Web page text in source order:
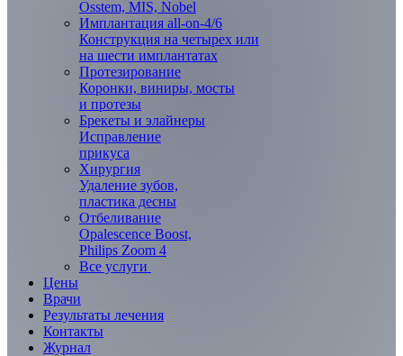
Osstem, MIS, Nobel
Имплантация all-on-4/6
Конструкция на четырех или
на шести имплантатах
Протезирование
Коронки, виниры, мосты
и протезы
Брекеты и элaйнеры
Исправление
прикуса
Хирургия
Удаление зубов,
пластика десны
Отбеливание
Opalescence Boost,
Philips Zoom 4
Все услуги
Цены
Врачи
Результаты лечения
Контакты
Журнал